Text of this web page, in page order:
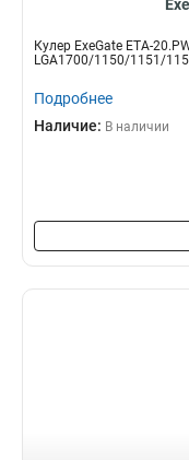
Кулер ExeGate ETA-
LGA1700/1150/1151/
Подробнее
Наличие: В наличии